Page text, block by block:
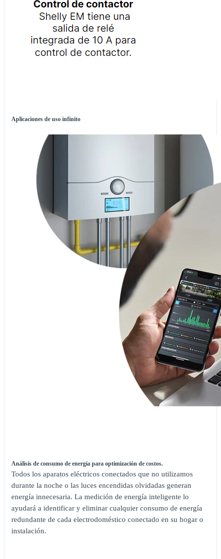
Aplicaciones de uso infinito
Análisis de consumo de energía para optimización de costos.
Todos los aparatos eléctricos conectados que no utilizamos
durante la noche o las luces encendidas olvidadas generan
energía innecesaria. La medición de energía inteligente lo
ayudará a identificar y eliminar cualquier consumo de energía
redundante de cada electrodoméstico conectado en su hogar o
instalación.